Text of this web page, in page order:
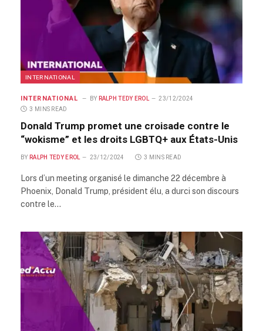
INTERNATIONAL
INTERNATIONAL BY RALPH TEDY EROL
23/12/2024
3 MINS READ
Donald Trump promet une croisade contre le
“wokisme” et les droits LGBTQ+ aux États-Unis
BY RALPH TEDY EROL 23/12/2024 3 MINS READ
Lors d’un meeting organisé le dimanche 22 décembre à
Phoenix, Donald Trump, président élu, a durci son discours
contre le…